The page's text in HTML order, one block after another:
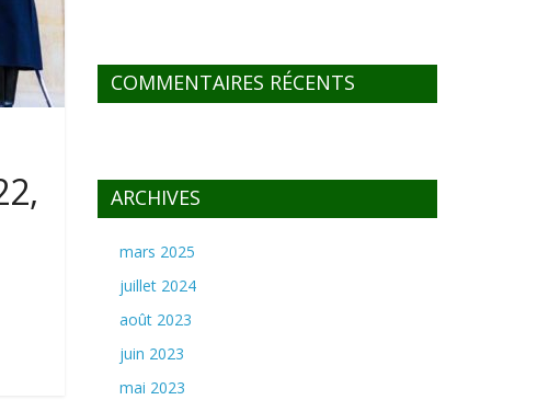
COMMENTAIRES RÉCENTS
ARCHIVES
mars 2025
juillet 2024
août 2023
juin 2023
mai 2023